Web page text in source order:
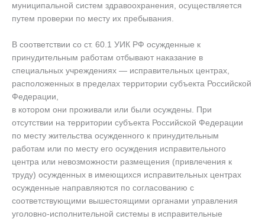
муниципальной систем здравоохранения, осуществляется
путем проверки по месту их пребывания.
В соответствии со ст. 60.1 УИК РФ осужденные к
принудительным работам отбывают наказание в
специальных учреждениях — исправительных центрах,
расположенных в пределах территории субъекта Российской
Федерации,
в котором они проживали или были осуждены. При
отсутствии на территории субъекта Российской Федерации
по месту жительства осужденного к принудительным
работам или по месту его осуждения исправительного
центра или невозможности размещения (привлечения к
труду) осужденных в имеющихся исправительных центрах
осужденные направляются по согласованию с
соответствующими вышестоящими органами управления
уголовно-исполнительной системы в исправительные